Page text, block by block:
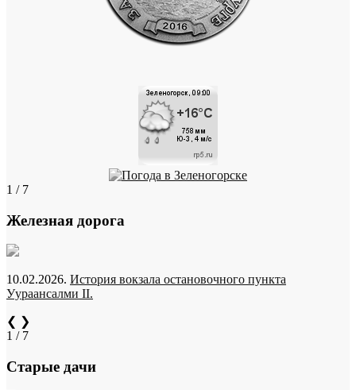
1 / 7
Железная дорога
10.02.2026. История вокзала остановочного пункта
Уураансалми II.
❮ ❯
1 / 7
Старые дачи